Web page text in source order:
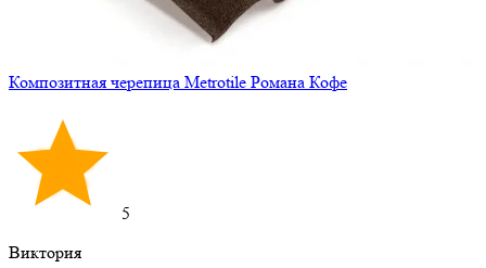
Композитная черепица Metrotile Романа Кофе
5
Виктория